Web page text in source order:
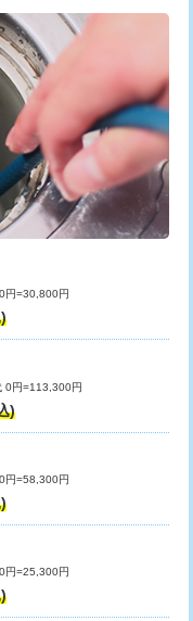
44,000円
+8,800円
11,000円~
55,000円
+3,300円
33,000円
8,800円
11,000円
22,000円
33,000円
16,500円+材料費
円=30,800円
0円=113,300円
)
円=58,300円
円=25,300円